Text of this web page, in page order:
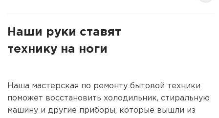
Наши руки ставят
технику на ноги
Наша мастерская по ремонту бытовой техники
поможет восстановить холодильник, стиральную
машину и другие приборы, которые вышли из